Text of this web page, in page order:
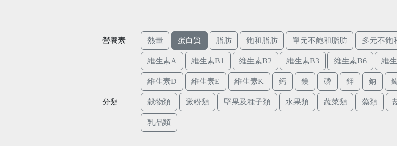
營養素 熱量 蛋白質 脂肪 飽和脂肪 單元不飽和脂肪 多元不飽
維生素A 維生素B1 維生素B2 維生素B3 維生素B6 維
維生素D 維生素E 維生素K 鈣 鎂 磷 鉀 鈉
分類 穀物類 澱粉類 堅果及種子類 水果類 蔬菜類 藻類
乳品類